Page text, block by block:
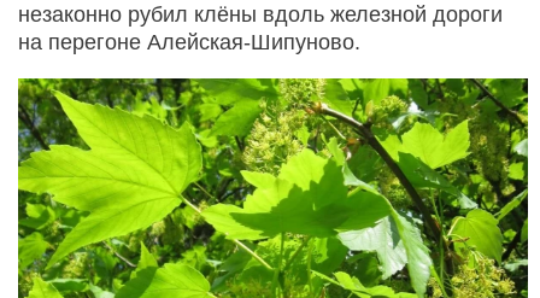
незаконно рубил клёны вдоль железной дороги
на перегоне Алейская-Шипуново.